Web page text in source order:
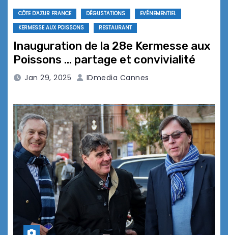
CÔTE D'AZUR FRANCE DÉGUSTATIONS
EVÉNEMENTIEL
KERMESSE AUX POISSONS
RESTAURANT
Inauguration de la 28e Kermesse aux
Poissons … partage et convivialité
Jan 29, 2025 IDmedia Cannes